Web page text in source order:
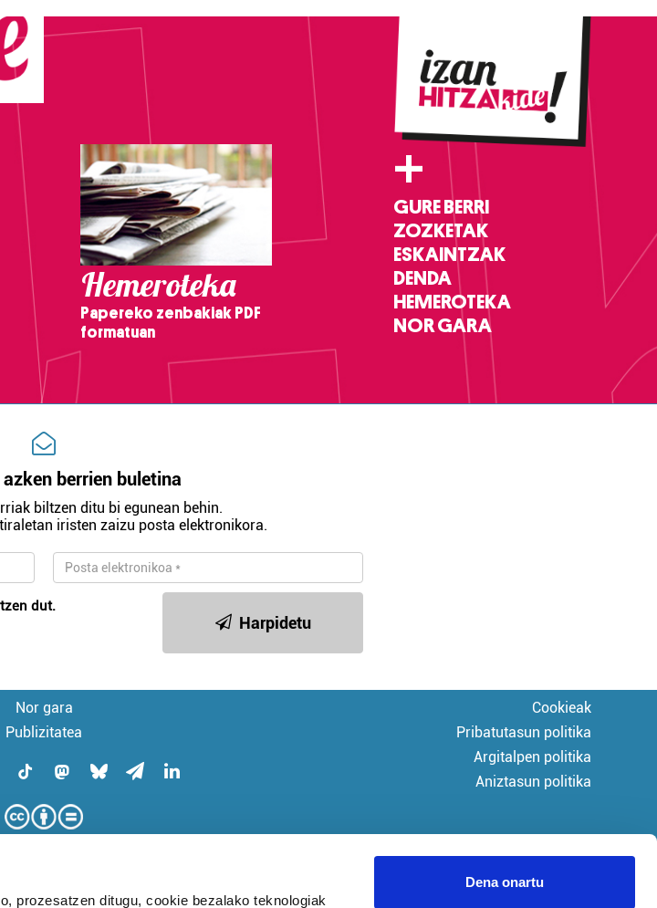
prozesatzen ditugu, cookie bezalako teknologiak
Dena onartu
Hemeroteka
Papereko zenbakiak PDF
formatuan
+
GURE BERRI
ZOZKETAK
ESKAINTZAK
DENDA
HEMEROTEKA
NOR GARA
berrien buletina
biltzen ditu bi egunean behin.
iristen zaizu posta elektronikora.
dut.
Harpidetu
Nor gara
Publizitatea
Cookieak
Pribatutasun politika
Argitalpen politika
Aniztasun politika